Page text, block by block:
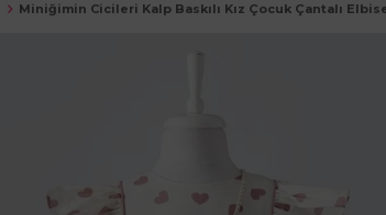
Miniğimin Cicileri Kalp Baskılı Kız Çocuk Çantalı